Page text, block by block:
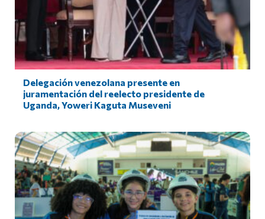
Delegación venezolana presente en
juramentación del reelecto presidente de
Uganda, Yoweri Kaguta Museveni